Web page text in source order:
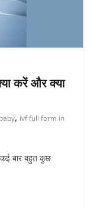
करें और क्या
, ivf full form in
बार बहुत कुछ